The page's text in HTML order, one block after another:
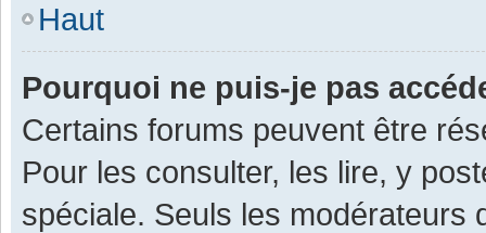
Haut
Pourquoi ne puis-je pas
Certains forums peuvent être
Pour les consulter, les lire, y
spéciale. Seuls les modérateurs